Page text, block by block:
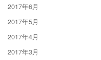
2017年6月
2017年5月
2017年4月
2017年3月